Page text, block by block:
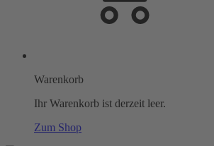
Warenkorb
Ihr Warenkorb ist derzeit leer.
Zum Shop